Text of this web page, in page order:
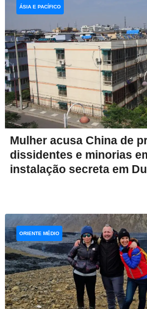
Mulher acusa China de
dissidentes e minorias
instalação secreta em
ÁSIA E PACÍFICO
ORIENTE MÉDIO